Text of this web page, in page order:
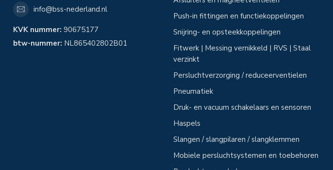
info@bss-nederland.nl
KVK nummer: 90675177
btw-nummer: NL865402802B01
Push-in fittingen en functiekoppelingen
Snijring- en opsteekkoppelingen
Fitwerk | Messing vernikkeld | RVS | Staal
verzinkt
Persluchtverzorging / reduceerventielen
Pneumatiek
Druk- en vacuum schakelaars en sensoren
Haspels
Slangen / slangpilaren / slangklemmen
Mobiele persluchtsystemen en toebehoren